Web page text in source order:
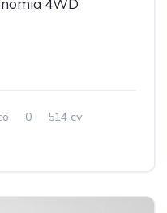
4WD
0
514 cv